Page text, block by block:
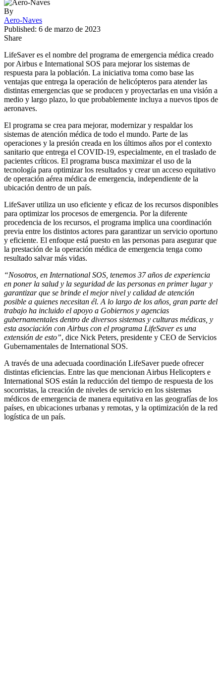
By
Aero-Naves
Published: 6 de marzo de 2023
Share
LifeSaver es el nombre del programa de emergencia médica creado
por Airbus e International SOS para mejorar los sistemas de
respuesta para la población. La iniciativa toma como base las
ventajas que entrega la operación de helicópteros para atender las
distintas emergencias que se producen y proyectarlas en una visión a
medio y largo plazo, lo que probablemente incluya a nuevos tipos de
aeronaves.
El programa se crea para mejorar, modernizar y respaldar los
sistemas de atención médica de todo el mundo. Parte de las
operaciones y la presión creada en los últimos años por el contexto
sanitario que entrega el COVID-19, especialmente, en el traslado de
pacientes críticos. El programa busca maximizar el uso de la
tecnología para optimizar los resultados y crear un acceso equitativo
de operación aérea médica de emergencia, independiente de la
ubicación dentro de un país.
LifeSaver utiliza un uso eficiente y eficaz de los recursos disponibles
para optimizar los procesos de emergencia. Por la diferente
procedencia de los recursos, el programa implica una coordinación
previa entre los distintos actores para garantizar un servicio oportuno
y eficiente. El enfoque está puesto en las personas para asegurar que
la prestación de la operación médica de emergencia tenga como
resultado salvar más vidas.
“Nosotros, en International SOS, tenemos 37 años de experiencia
en poner la salud y la seguridad de las personas en primer lugar y
garantizar que se brinde el mejor nivel y calidad de atención
posible a quienes necesitan él. A lo largo de los años, gran parte del
trabajo ha incluido el apoyo a Gobiernos y agencias
gubernamentales dentro de diversos sistemas y culturas médicas, y
esta asociación con Airbus con el programa LifeSaver es una
extensión de esto”, dice Nick Peters, presidente y CEO de Servicios
Gubernamentales de International SOS.
A través de una adecuada coordinación LifeSaver puede ofrecer
distintas eficiencias. Entre las que mencionan Airbus Helicopters e
International SOS están la reducción del tiempo de respuesta de los
socorristas, la creación de niveles de servicio en los sistemas
médicos de emergencia de manera equitativa en las geografías de los
países, en ubicaciones urbanas y remotas, y la optimización de la red
logística de un país.